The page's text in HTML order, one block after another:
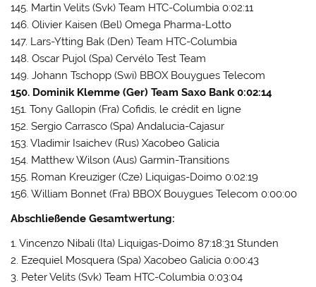
145. Martin Velits (Svk) Team HTC-Columbia 0:02:11
146. Olivier Kaisen (Bel) Omega Pharma-Lotto
147. Lars-Ytting Bak (Den) Team HTC-Columbia
148. Oscar Pujol (Spa) Cervélo Test Team
149. Johann Tschopp (Swi) BBOX Bouygues Telecom
150. Dominik Klemme (Ger) Team Saxo Bank 0:02:14
151. Tony Gallopin (Fra) Cofidis, le crédit en ligne
152. Sergio Carrasco (Spa) Andalucia-Cajasur
153. Vladimir Isaichev (Rus) Xacobeo Galicia
154. Matthew Wilson (Aus) Garmin-Transitions
155. Roman Kreuziger (Cze) Liquigas-Doimo 0:02:19
156. William Bonnet (Fra) BBOX Bouygues Telecom 0:00:00
Abschließende Gesamtwertung:
1. Vincenzo Nibali (Ita) Liquigas-Doimo 87:18:31 Stunden
2. Ezequiel Mosquera (Spa) Xacobeo Galicia 0:00:43
3. Peter Velits (Svk) Team HTC-Columbia 0:03:04